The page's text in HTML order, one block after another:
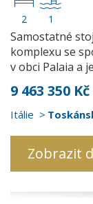
2 1
Samostatné
komplexu se
v obci Palaia a
9 463 350 Kč
Itálie
Zobrazit